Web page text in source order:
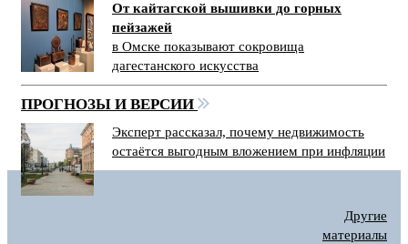
От кайтагской вышивки до горных
пейзажей
в Омске показывают сокровища
дагестанского искусства
ПРОГНОЗЫ И ВЕРСИИ
Эксперт рассказал, почему недвижимость
остаётся выгодным вложением при инфляции
Другие
материалы